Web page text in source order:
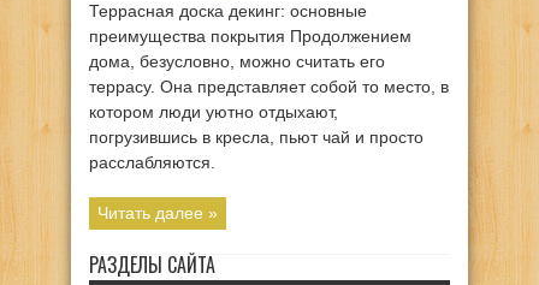
Террасная доска декинг: основные
преимущества покрытия Продолжением
дома, безусловно, можно считать его
террасу. Она представляет собой то место, в
котором люди уютно отдыхают,
погрузившись в кресла, пьют чай и просто
расслабляются.
Читать далее »
РАЗДЕЛЫ САЙТА